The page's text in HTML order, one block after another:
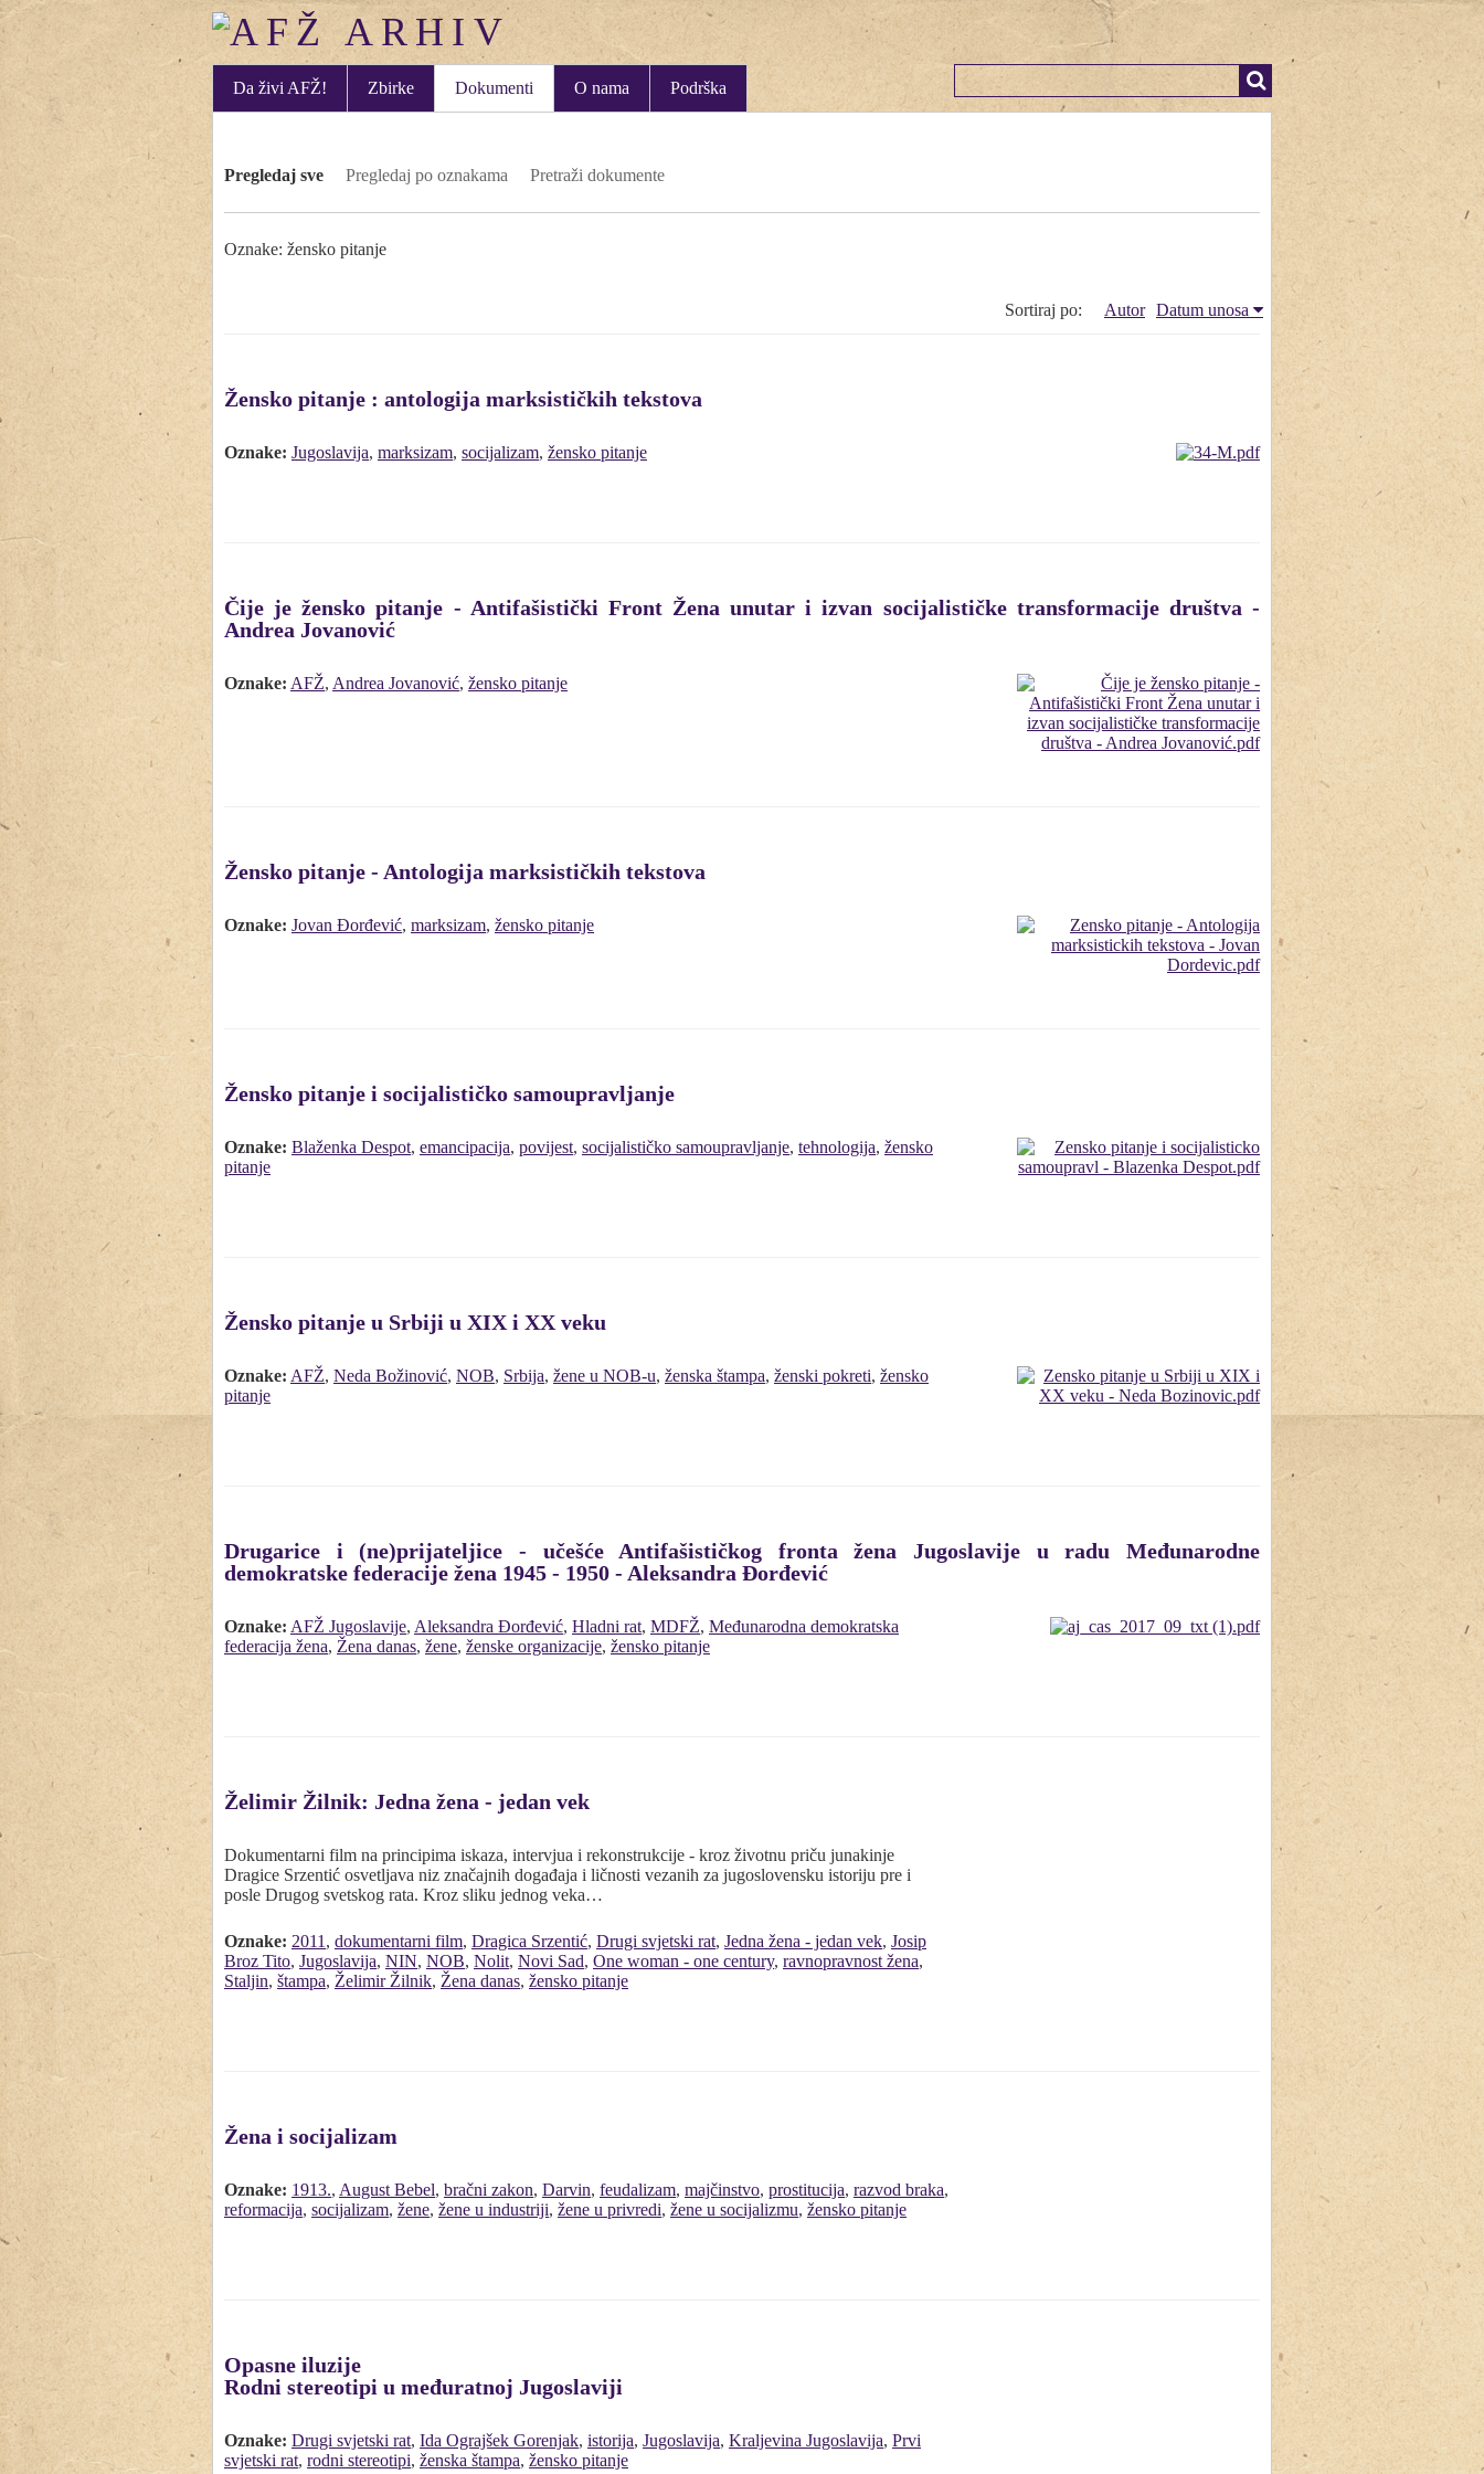
Da živi AFŽ! Zbirke Dokumenti O nama Podrška
Pregledaj sve Pregledaj po oznakama Pretraži dokumente
Oznake: žensko pitanje
Sortiraj po: Autor Datum unosa
Žensko pitanje : antologija marksističkih tekstova
Oznake: Jugoslavija, marksizam, socijalizam, žensko pitanje
Čije je žensko pitanje - Antifašistički Front Žena unutar i izvan socijalističke transformacije društva -
Andrea Jovanović
Oznake: AFŽ, Andrea Jovanović, žensko pitanje
Žensko pitanje - Antologija marksističkih tekstova
Oznake: Jovan Đorđević, marksizam, žensko pitanje
Žensko pitanje i socijalističko samoupravljanje
Oznake: Blaženka Despot, emancipacija, povijest, socijalističko samoupravljanje, tehnologija, žensko
pitanje
Žensko pitanje u Srbiji u XIX i XX veku
Oznake: AFŽ, Neda Božinović, NOB, Srbija, žene u NOB-u, ženska štampa, ženski pokreti, žensko
pitanje
Drugarice i (ne)prijateljice - učešće Antifašističkog fronta žena Jugoslavije u radu Međunarodne
demokratske federacije žena 1945 - 1950 - Aleksandra Đorđević
Oznake: AFŽ Jugoslavije, Aleksandra Đorđević, Hladni rat, MDFŽ, Međunarodna demokratska
federacija žena, Žena danas, žene, ženske organizacije, žensko pitanje
Želimir Žilnik: Jedna žena - jedan vek
Dokumentarni film na principima iskaza, intervjua i rekonstrukcije - kroz životnu priču junakinje
Dragice Srzentić osvetljava niz značajnih događaja i ličnosti vezanih za jugoslovensku istoriju pre i
posle Drugog svetskog rata. Kroz sliku jednog veka…
Oznake: 2011 , dokumentarni film, Dragica Srzentić, Drugi svjetski rat, Jedna žena - jedan vek, Josip
Broz Tito, Jugoslavija, NIN, NOB, Nolit, Novi Sad, One woman - one century, ravnopravnost žena,
Staljin, štampa, Želimir Žilnik, Žena danas, žensko pitanje
Žena i socijalizam
Oznake: 1913., August Bebel, bračni zakon, Darvin, feudalizam, majčinstvo, prostitucija, razvod braka,
reformacija, socijalizam, žene, žene u industriji, žene u privredi, žene u socijalizmu, žensko pitanje
Opasne iluzije
Rodni stereotipi u međuratnoj Jugoslaviji
Oznake: Drugi svjetski rat, Ida Ograjšek Gorenjak, istorija, Jugoslavija, Kraljevina Jugoslavija, Prvi
svjetski rat, rodni stereotipi, ženska štampa, žensko pitanje